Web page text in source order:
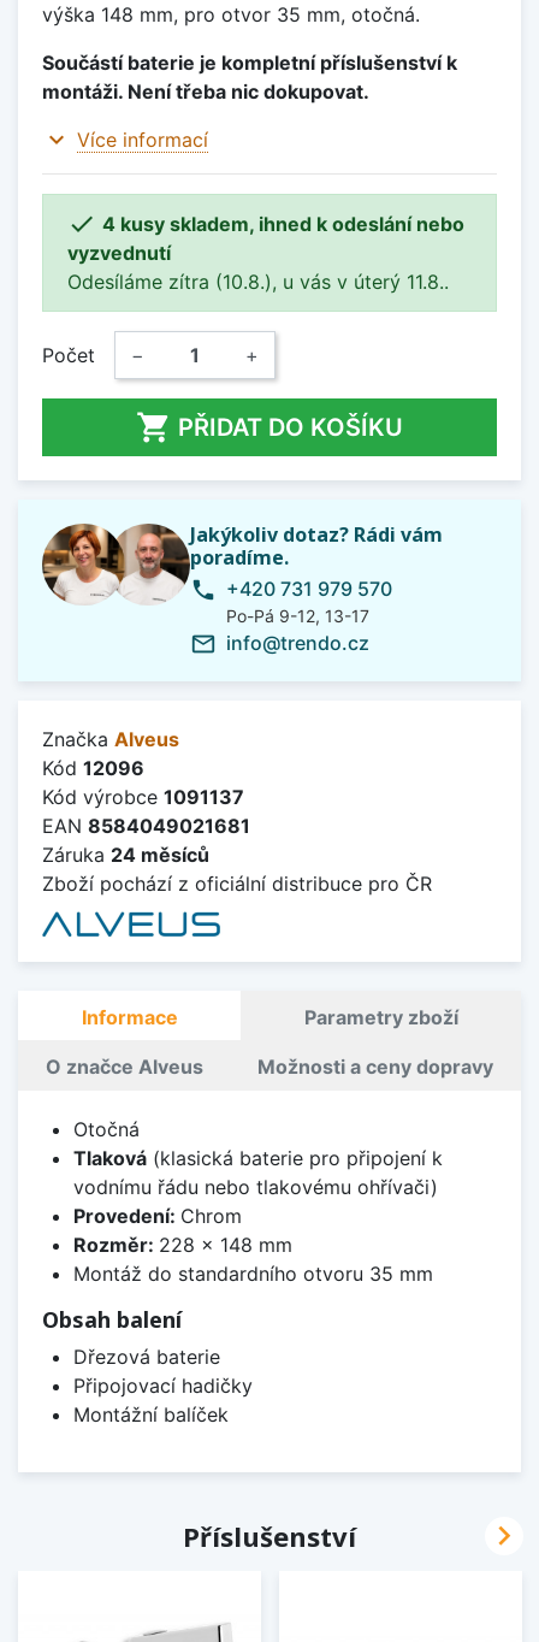
výška 148 mm, pro otvor 35 mm, otočná.
Součástí baterie je kompletní příslušenství k
montáži. Není třeba nic dokupovat.
expand_more Více informací
 4 kusy skladem, ihned k odeslání nebo
vyzvednutí
Odesíláme zítra (10.8.), u vás v úterý 11.8..
Počet − +
 PŘIDAT DO KOŠÍKU
Jakýkoliv dotaz? Rádi vám
poradíme.
phone +420 731 979 570
Po-Pá 9-12, 13-17
mail_outline info@trendo.cz
Značka Alveus
Kód 12096
Kód výrobce 1091137
EAN 8584049021681
Záruka 24 měsíců
Zboží pochází z oficiální distribuce pro ČR
Informace Parametry zboží
O značce Alveus Možnosti a ceny dopravy
Otočná
Tlaková(klasická baterie pro připojení k
vodnímu řádu nebo tlakovému ohřívači)
Provedení: Chrom
Rozměr: 228 x 148 mm
Montáž do standardního otvoru 35 mm
Obsah balení
Dřezová baterie
Připojovací hadičky
Montážní balíček
Příslušenství 